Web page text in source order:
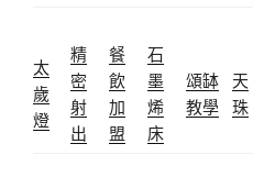
太
歲
燈
精
密
射
出
餐
飲
加
盟
石
墨
烯
床
頌缽
教學
天
珠